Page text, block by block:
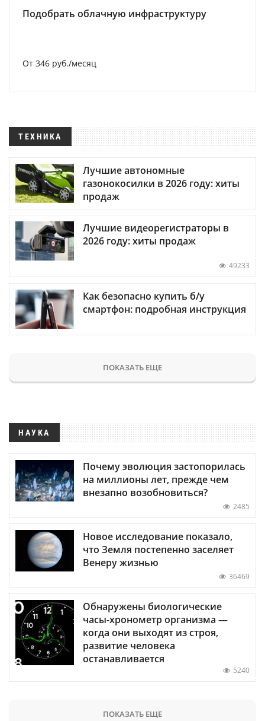
Подобрать облачную инфраструктуру
От 346 руб./месяц
ТЕХНИКА
Лучшие автономные
газонокосилки в 2026 году: хиты
продаж
Лучшие видеорегистраторы в
2026 году: хиты продаж
49233
Как безопасно купить б/у
смартфон: подробная инструкция
ПОКАЗАТЬ ЕЩЕ
НАУКА
Почему эволюция застопорилась
на миллионы лет, прежде чем
внезапно возобновиться?
2485
Новое исследование показало,
что Земля постепенно заселяет
Венеру жизнью
36469
Обнаружены биологические
часы-хронометр организма —
когда они выходят из строя,
развитие человека
останавливается
5240
ПОКАЗАТЬ ЕЩЕ